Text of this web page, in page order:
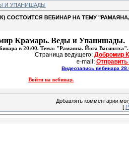
И УПАНИШАДЫ
СОСТОИТСЯ ВЕБИНАР НА ТЕМУ
Крамарь. Веды и Упанишады.
в 20:00. Тема: "Рамаяна. Йога Васиштха".
Страница ведущего: Добромир
e-mail:
Видеозапись вебинара
Войти на вебинар.
Добавлять комментарии
[